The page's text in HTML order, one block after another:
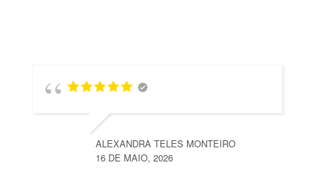
ALEXANDRA TELES MONTEIRO
16 DE MAIO, 2026